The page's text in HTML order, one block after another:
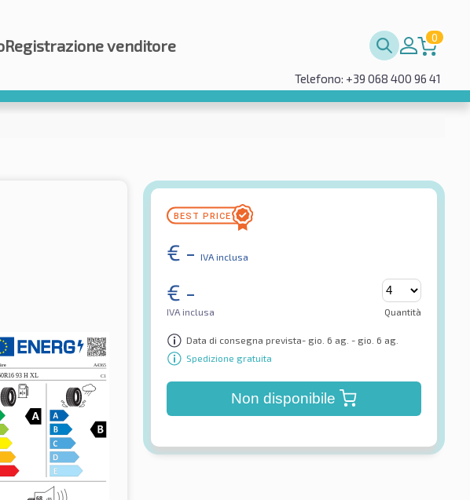
Registrazione venditore 0
Telefono: +39 068 400 96 41
€ - IVA inclusa
€ -
IVA inclusa Quantità
Data di consegna prevista- gio. 6 ag. - gio. 6 ag.
Spedizione gratuita
Non disponibile